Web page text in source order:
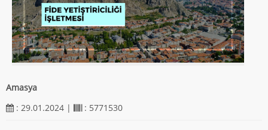
Amasya
: 29.01.2024 |
: 5771530